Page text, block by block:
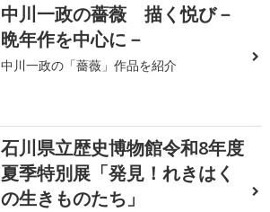
中川一政の薔薇 描く悦び－
晩年作を中心に－
中川一政の「薔薇」作品を紹介
石川県立歴史博物館令和8年度
夏季特別展「発見！れきはく
の生きものたち」